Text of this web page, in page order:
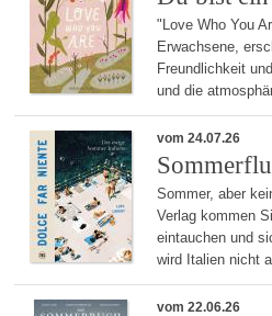
"Love Who You
Erwachsene,
Freundlichkeit
und die
vom 24.07.26
Sommer, aber
Verlag kommen
eintauchen und
wird Italien nicht
vom 22.06.26